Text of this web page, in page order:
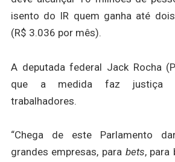
isento do IR quem ganha até
(R$ 3.036 por mês).
A deputada federal Jack Rocha
que a medida faz justiça
trabalhadores.
“Chega de este Parlamento
grandes empresas, para bets, para